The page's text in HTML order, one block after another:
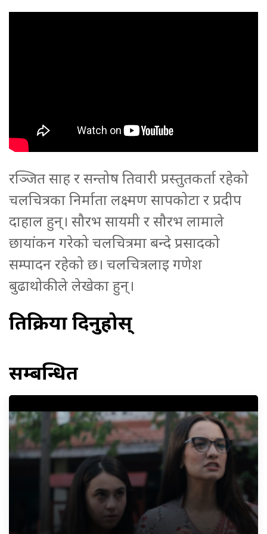
रञ्जित साह र सन्तोष तिवारी प्रस्तुतकर्ता रहेको
चलचित्रका निर्माता लक्ष्मण सापकोटा र प्रदीप
दाहाल हुन्। सौरभ सायमी र सौरभ लामाले
छायांकन गरेको चलचित्रमा बन्दे प्रसादको
सम्पादन रहेको छ। चलचित्रलाइ गणेश
बुढाथोकीले लेखेका हुन्।
प्रतिक्रिया दिनुहोस्
सम्बन्धित